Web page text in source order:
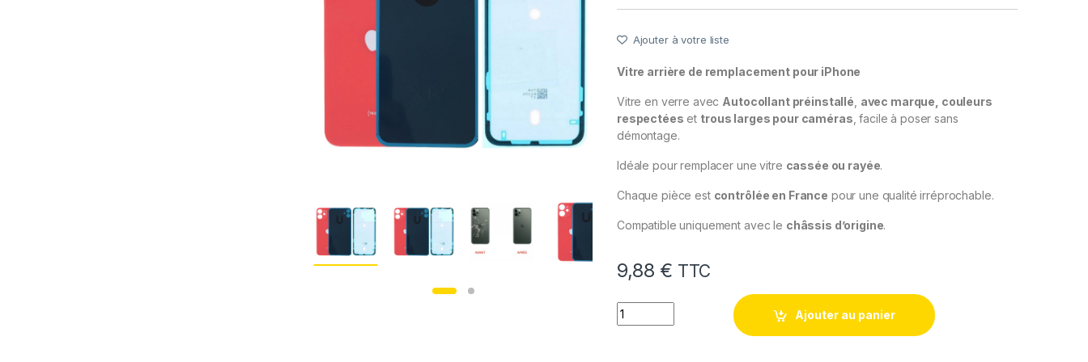
Ajouter à votre liste
Vitre arrière de remplacement pour iPhone
Vitre en verre avec Autocollant préinstallé avec marque, couleurs
respectées et trous larges pour caméras , facile à poser sans
démontage.
Idéale pour remplacer une vitre cassée ou rayée.
Chaque pièce est contrôlée en France pour une qualité irréprochable.
Compatible uniquement avec le châssis d’origine.
9,88 € TTC
quantité de Vitre Arriere Remplacement iPhone 12 Rouge +Autocollant Preinstalle
Ajouter au panier